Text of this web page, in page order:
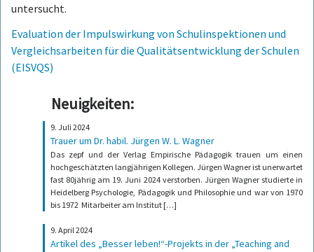
untersucht.
Evaluation der Impulswirkung von Schulinspektionen und
Vergleichsarbeiten für die Qualitätsentwicklung der Schulen
(EISVQS)
Neuigkeiten:
9. Juli 2024
Trauer um Dr. habil. Jürgen W. L. Wagner
Das zepf und der Verlag Empirische Pädagogik trauen um einen
hochgeschätzten langjährigen Kollegen. Jürgen Wagner ist unerwartet
fast 80jährig am 19. Juni 2024 verstorben. Jürgen Wagner studierte in
Heidelberg Psychologie, Pädagogik und Philosophie und war von 1970
bis 1972 Mitarbeiter am Institut […]
9. April 2024
Artikel des „Besser leben!“-Projekts in der „Teaching and